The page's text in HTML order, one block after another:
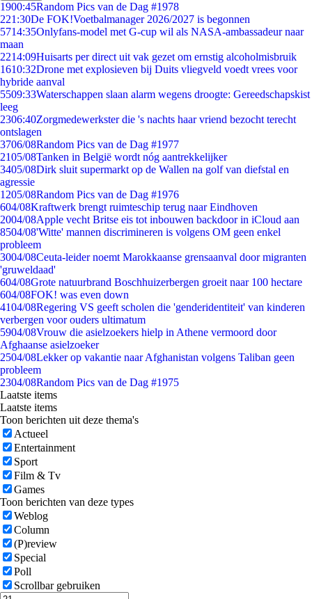
1900:45Random Pics van de Dag #1978
221:30De FOK!Voetbalmanager 2026/2027 is begonnen
5714:35Onlyfans-model met G-cup wil als NASA-ambassadeur naar
maan
2214:09Huisarts per direct uit vak gezet om ernstig alcoholmisbruik
1610:32Drone met explosieven bij Duits vliegveld voedt vrees voor
hybride aanval
5509:33Waterschappen slaan alarm wegens droogte: Gereedschapskist
leeg
2306:40Zorgmedewerkster die 's nachts haar vriend bezocht terecht
ontslagen
3706/08Random Pics van de Dag #1977
2105/08Tanken in België wordt nóg aantrekkelijker
3405/08Dirk sluit supermarkt op de Wallen na golf van diefstal en
agressie
1205/08Random Pics van de Dag #1976
604/08Kraftwerk brengt ruimteschip terug naar Eindhoven
2004/08Apple vecht Britse eis tot inbouwen backdoor in iCloud aan
8504/08'Witte' mannen discrimineren is volgens OM geen enkel
probleem
3004/08Ceuta-leider noemt Marokkaanse grensaanval door migranten
'gruweldaad'
604/08Grote natuurbrand Boschhuizerbergen groeit naar 100 hectare
604/08FOK! was even down
4104/08Regering VS geeft scholen die 'genderidentiteit' van kinderen
verbergen voor ouders ultimatum
5904/08Vrouw die asielzoekers hielp in Athene vermoord door
Afghaanse asielzoeker
2504/08Lekker op vakantie naar Afghanistan volgens Taliban geen
probleem
2304/08Random Pics van de Dag #1975
Laatste items
Laatste items
Toon berichten uit deze thema's
Actueel
Entertainment
Sport
Film & Tv
Games
Toon berichten van deze types
Weblog
Column
(P)review
Special
Poll
Scrollbar gebruiken